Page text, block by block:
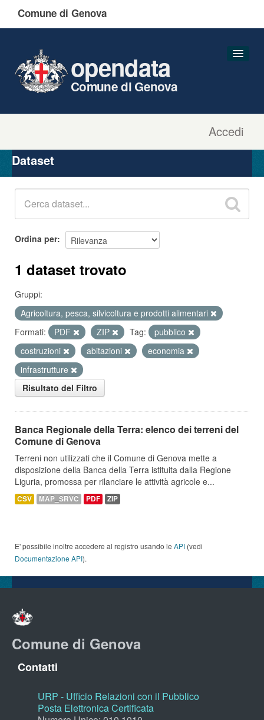
Comune di Genova
Accedi
opendata
Comune di Genova
Organizzazioni
Gruppi
Dataset
Ordina per
1 dataset trovato
Gruppi:
Agricoltura, pesca, silvicoltura e prodotti alimentari
Formati:
PDF ZIP Tag:
pubblico
costruzioni
abitazioni
economia
infrastrutture
Risultato del Filtro
Banca Regionale della Terra: elenco dei terreni del
Comune di Genova
Terreni non utilizzati che il Comune di Genova mette a
disposizione della Banca della Terra istituita dalla Regione
Liguria, promossa per rilanciare le attività agricole e...
CSV MAP_SRVC PDF ZIP
E' possibile inoltre accedere al registro usando le API (vedi
Documentazione API).
Comune di Genova
Contatti
URP - Ufficio Relazioni con il Pubblico
Posta Elettronica Certificata